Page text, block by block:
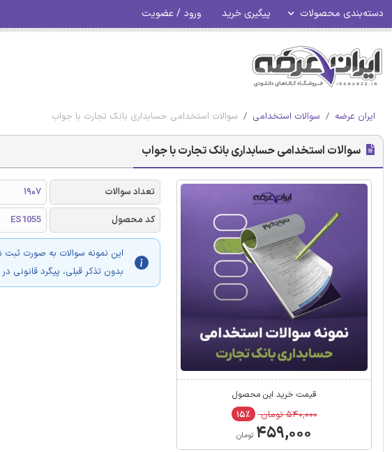
دسته‌بندی محصولات پیگیری خرید ورود / عضویت
ایران عرضه سوالات استخدامی سوالات استخدامی حسابداری بانک تجارت با جواب
سوالات استخدامی حسابداری بانک تجارت با جواب
قیمت خرید این محصول
۵۴۰,۰۰۰ تومان ۱۵٪
۴۵۹,۰۰۰ تومان
تعداد سوالات 1907
کد محصول
ES1055
این نمونه سوالات به صورت ثبت
بدون تذکر قبلی، پیگرد قانونی